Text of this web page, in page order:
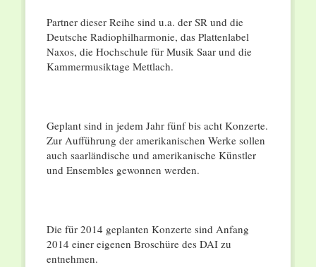
Partner dieser Reihe sind u.a. der SR und die
Deutsche Radiophilharmonie, das Plattenlabel
Naxos, die Hochschule für Musik Saar und die
Kammermusiktage Mettlach.
Geplant sind in jedem Jahr fünf bis acht Konzerte.
Zur Aufführung der amerikanischen Werke sollen
auch saarländische und amerikanische Künstler
und Ensembles gewonnen werden.
Die für 2014 geplanten Konzerte sind Anfang
2014 einer eigenen Broschüre des DAI zu
entnehmen.